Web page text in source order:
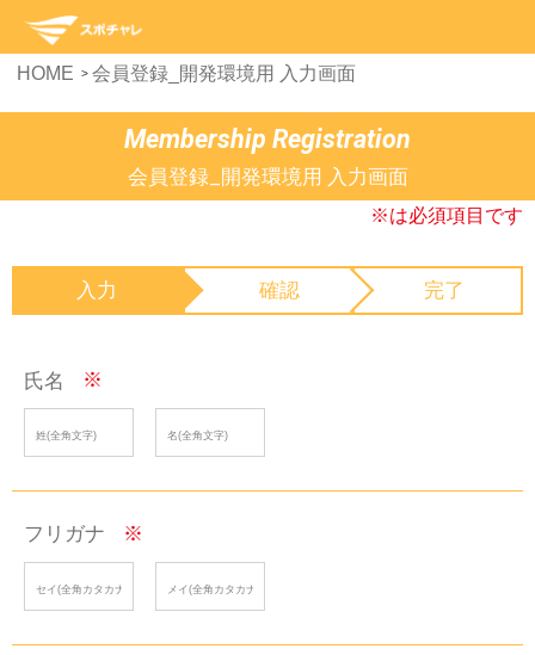
HOME 会員登録_開発環境用 入力画面
Membership Registration
会員登録_開発環境用 入力画面
※は必須項目です
入力 確認 完了
氏名 ※
フリガナ ※